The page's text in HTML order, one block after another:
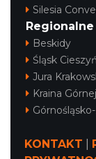
Silesia
Regionalne
Beskidy
Śląsk
Jura
Kraina
KONTAKT